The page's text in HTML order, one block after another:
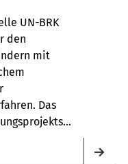
UN-BRK
den
mit
Das